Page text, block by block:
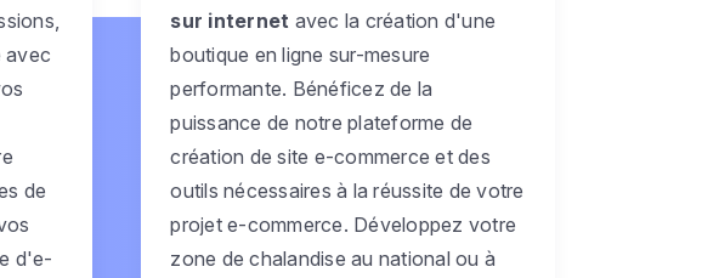
avec
de
d'e-
sur internet avec la création d'une
boutique en ligne sur-mesure
performante. Bénéficez de la
puissance de notre plateforme de
création de site e-commerce et des
outils nécessaires à la réussite de votre
projet e-commerce. Développez votre
zone de chalandise au national ou à